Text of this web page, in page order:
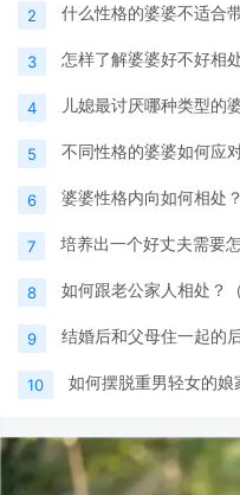
2 什么性格的婆婆不适合
3 怎样了解婆婆好不好相
4 儿媳最讨厌哪种类型的
5 不同性格的婆婆如何应
6 婆婆性格内向如何相处
7 培养出一个好丈夫需要
8 如何跟老公家人相处？
9 结婚后和父母住一起的
10 如何摆脱重男轻女的娘